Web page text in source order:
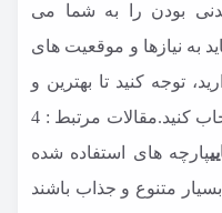
بودن را به شما می
به نیازها و موقعیت های
توجه کنید تا بهترین و
کنید.مقالات مرتبط : 4
پارچه های استفاده شده
متنوع و جذاب باشند